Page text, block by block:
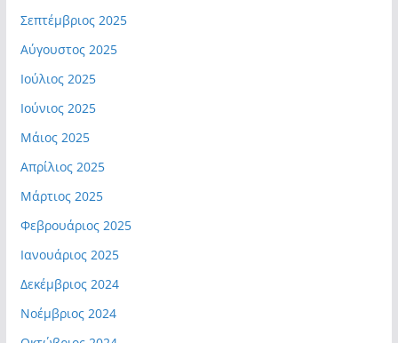
Σεπτέμβριος 2025
Αύγουστος 2025
Ιούλιος 2025
Ιούνιος 2025
Μάιος 2025
Απρίλιος 2025
Μάρτιος 2025
Φεβρουάριος 2025
Ιανουάριος 2025
Δεκέμβριος 2024
Νοέμβριος 2024